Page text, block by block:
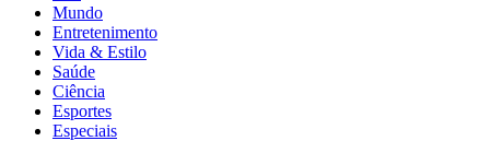
Mundo
Entretenimento
Vida & Estilo
Saúde
Ciência
Esportes
Especiais